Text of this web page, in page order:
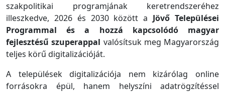
szakpolitikai programjának keretrendszeréhez
illeszkedve, 2026 és 2030 között a Jövő Települései
Programmal és a hozzá kapcsolódó magyar
fejlesztésű szuperappal valósítsuk meg Magyarország
teljes körű digitalizációját.
A települések digitalizációja nem kizárólag online
forrásokra épül, hanem helyszíni adatrögzítéssel